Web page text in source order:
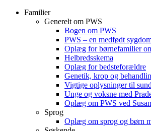
Familier
Generelt om PWS
Bogen om PWS
PWS – en medfødt
Oplæg for børnefamilier
Helbredsskema
Oplæg for bedsteforældre
Genetik, krop og
Vigtige oplysninger til
Unge og voksne med
Oplæg om PWS ved
Sprog
Oplæg om sprog og børn